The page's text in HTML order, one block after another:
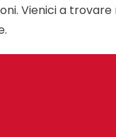
Vienici a